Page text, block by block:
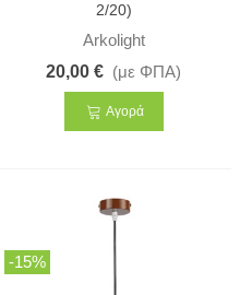
2/20)
Arkolight
20,00 € (με ΦΠΑ)
Αγορά
-15%